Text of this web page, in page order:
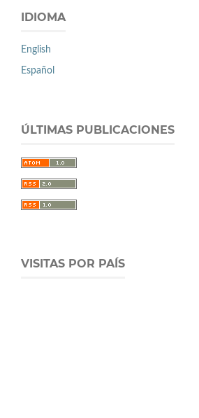
IDIOMA
English
Español
ÚLTIMAS PUBLICACIONES
VISITAS POR PAÍS